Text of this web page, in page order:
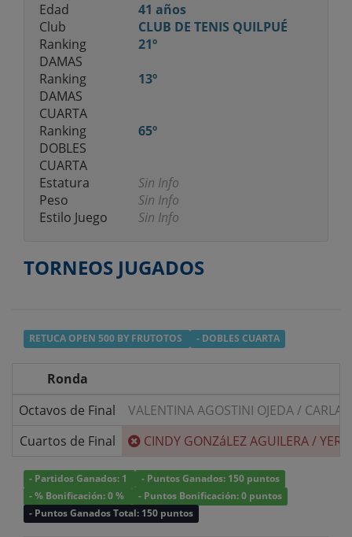
Edad
41 años
Club
CLUB DE TENIS QUILPUÉ
Ranking
DAMAS
21º
Ranking
DAMAS
CUARTA
13º
Ranking
DOBLES
CUARTA
65º
Estatura
Sin Info
Peso
Sin Info
Estilo Juego
Sin Info
TORNEOS JUGADOS
RETUCA OPEN 500 BY FRUTOTOS - DOBLES CUARTA
Ronda
Octavos de Final
VALENTINA AGOSTINI OJEDA/ CARLA
Cuartos de Final
CINDY GONZáLEZ AGUILERA/
- Partidos Ganados: 1
- Puntos Ganados: 150 puntos
- % Bonificación: 0 %
- Puntos Bonificación: 0 puntos
- Puntos Ganados Total: 150 puntos